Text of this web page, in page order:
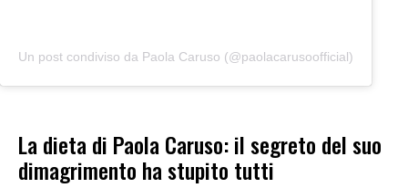
Un post condiviso da Paola Caruso (@paolacarusoofficial)
La dieta di Paola Caruso: il segreto del suo
dimagrimento ha stupito tutti